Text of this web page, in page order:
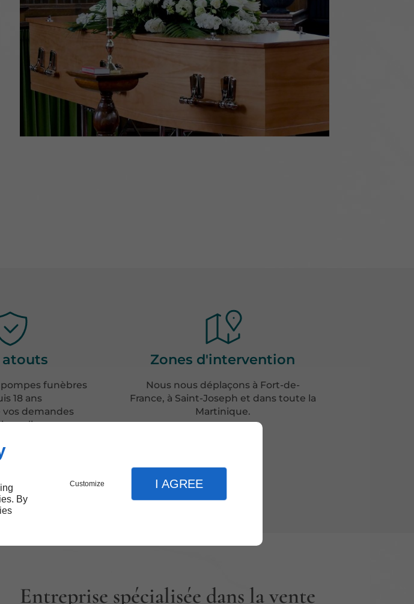
By
Customize I AGREE
atouts
funèbres
18 ans
vos demandes
Zones d'intervention
Nous nous déplaçons à Fort-de-
France, à Saint-Joseph et dans toute la
Martinique.
Entreprise spécialisée dans la vente